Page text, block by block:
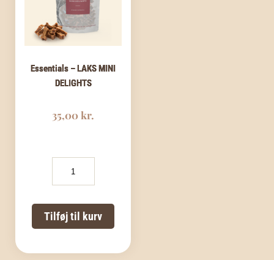
Essentials – LAKS MINI
DELIGHTS
35,00kr.
LAKS
DELIGHTS
antal
Tilføj til kurv